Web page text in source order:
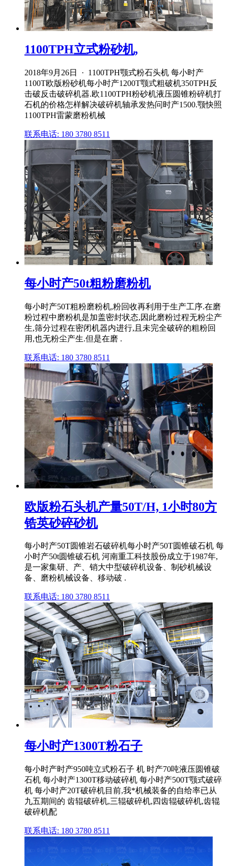
1100TPH立式粉砂机,
2018年9月26日 · 1100TPH颚式粉石头机 每小时产
1100T欧版粉砂机每小时产1200T颚式粗破机350TPH反
击破反击破碎机器.欧1100TPH粉砂机液压圆锥粉碎机打
石机的价格怎样解决破碎机轴承发热问时产1500.颚快照
1100TPH雷蒙磨粉机械
联系电话: 180 3780 8511
每小时产50t粗粉磨粉机
每小时产50T粗粉磨粉机,粉回收再利用于生产工序.在磨
粉过程中磨粉机是加盖密封状态,因此磨粉过程无粉尘产
生,筛分过程在密闭机器内进行,且未完全破碎的粗粉回
用,也无粉尘产生.但是在磨 .
联系电话: 180 3780 8511
欧版粉石头机产量50T/H, 1小时80方
锆英砂碎砂机
每小时产50T圆锥岩石破碎机每小时产50T圆锥破石机 每
小时产50t圆锥破石机 河南重工科技股份成立于1987年,
是一家集研、产、销大中型破碎机设备、制砂机械设
备、磨粉机械设备、移动破 .
联系电话: 180 3780 8511
每小时产1300T粉石子
每小时产时产950吨立式粉石子 机 时产70吨液压圆锥破
石机 每小时产1300T移动破碎机 每小时产500T颚式破碎
机 每小时产20T破碎机目前,我*机械装备的自给率已从
九五期间的 齿辊破碎机,三辊破碎机,四齿辊破碎机,齿辊
破碎机配
联系电话: 180 3780 8511